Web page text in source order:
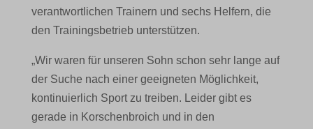
verantwortlichen Trainern und sechs Helfern, die
den Trainingsbetrieb unterstützen.
„Wir waren für unseren Sohn schon sehr lange auf
der Suche nach einer geeigneten Möglichkeit,
kontinuierlich Sport zu treiben. Leider gibt es
gerade in Korschenbroich und in den